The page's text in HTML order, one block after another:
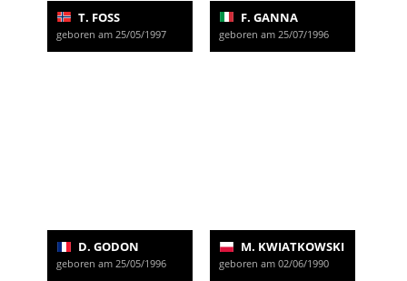
T. FOSS
geboren am 25/05/1997
F. GANNA
geboren am 25/07/1996
D. GODON
geboren am 25/05/1996
M. KWIATKOWSKI
geboren am 02/06/1990